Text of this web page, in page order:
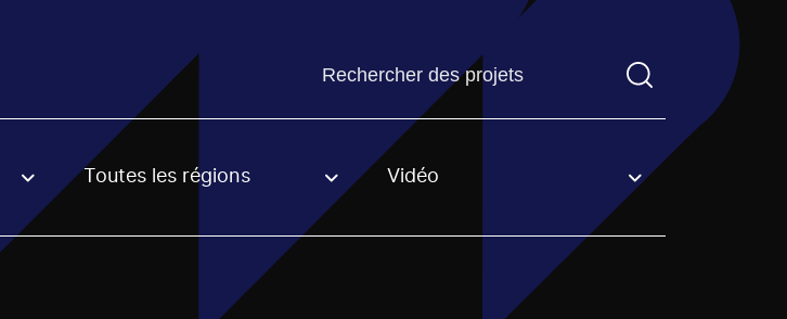
Trouvez un projetVous devez saisir un terme de
will be applied when selecting an option.
Toutes les régions Vidéo